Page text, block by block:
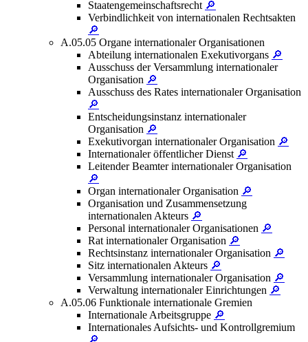
Staatengemeinschaftsrecht 🔎
Verbindlichkeit von internationalen Rechtsakten
🔎
A.05.05 Organe internationaler Organisationen
Abteilung internationalen Exekutivorgans 🔎
Ausschuss der Versammlung internationaler
Organisation 🔎
Ausschuss des Rates internationaler Organisation
🔎
Entscheidungsinstanz internationaler
Organisation 🔎
Exekutivorgan internationaler Organisation 🔎
Internationaler öffentlicher Dienst 🔎
Leitender Beamter internationaler Organisation
🔎
Organ internationaler Organisation 🔎
Organisation und Zusammensetzung
internationalen Akteurs 🔎
Personal internationaler Organisationen 🔎
Rat internationaler Organisation 🔎
Rechtsinstanz internationaler Organisation 🔎
Sitz internationalen Akteurs 🔎
Versammlung internationaler Organisation 🔎
Verwaltung internationaler Einrichtungen 🔎
A.05.06 Funktionale internationale Gremien
Internationale Arbeitsgruppe 🔎
Internationales Aufsichts- und Kontrollgremium
🔎